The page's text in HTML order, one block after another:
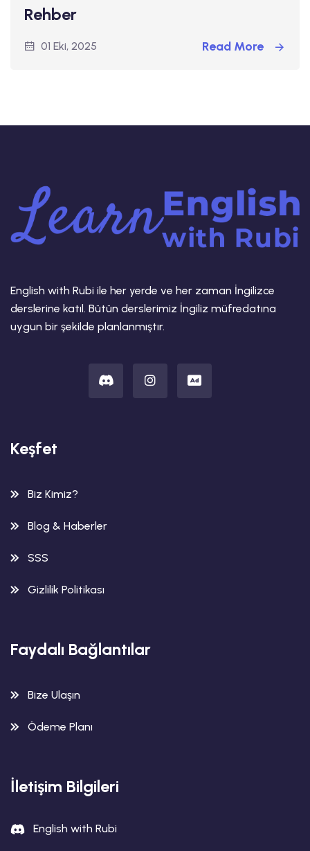
Rehber
01 Eki, 2025 Read More
English with Rubi ile her yerde ve her zaman İngilizce
derslerine katıl. Bütün derslerimiz İngiliz müfredatına
uygun bir şekilde planlanmıştır.
Keşfet
Biz Kimiz?
Blog & Haberler
SSS
Gizlilik Politikası
Faydalı Bağlantılar
Bize Ulaşın
Ödeme Planı
İletişim Bilgileri
English with Rubi